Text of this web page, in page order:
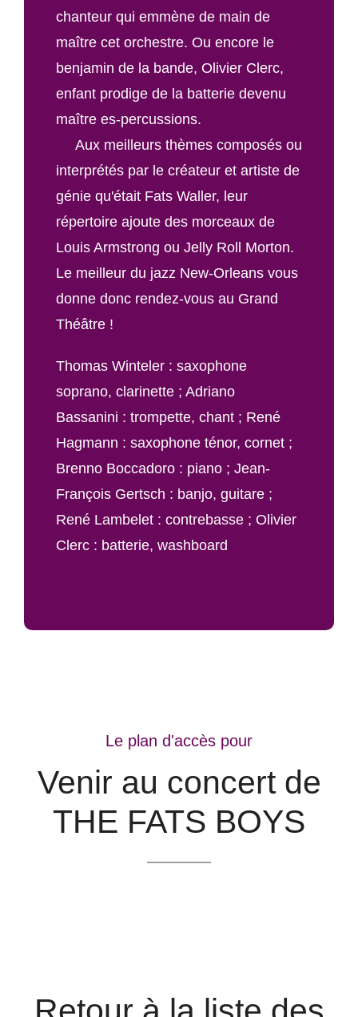
chanteur qui emmène de main de
maître cet orchestre. Ou encore le
benjamin de la bande, Olivier Clerc,
enfant prodige de la batterie devenu
maître es-percussions.
Aux meilleurs thèmes composés ou
interprétés par le créateur et artiste de
génie qu'était Fats Waller, leur
répertoire ajoute des morceaux de
Louis Armstrong ou Jelly Roll Morton.
Le meilleur du jazz New-Orleans vous
donne donc rendez-vous au Grand
Théâtre !
Thomas Winteler : saxophone
soprano, clarinette ; Adriano
Bassanini : trompette, chant ; René
Hagmann : saxophone ténor, cornet ;
Brenno Boccadoro : piano ; Jean-
François Gertsch : banjo, guitare ;
René Lambelet : contrebasse ; Olivier
Clerc : batterie, washboard
Le plan d'accès pour
Venir au concert de
THE FATS BOYS